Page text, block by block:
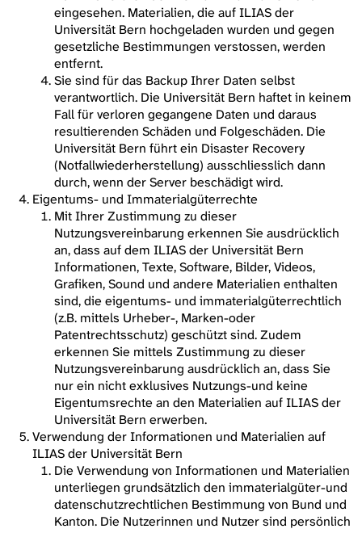
eingesehen. Materialien, die auf ILIAS der
Universität Bern hochgeladen wurden und gegen
gesetzliche Bestimmungen verstossen, werden
entfernt.
Sie sind für das Backup Ihrer Daten selbst
verantwortlich. Die Universität Bern haftet in keinem
Fall für verloren gegangene Daten und daraus
resultierenden Schäden und Folgeschäden. Die
Universität Bern führt ein Disaster Recovery
(Notfallwiederherstellung) ausschliesslich dann
durch, wenn der Server beschädigt wird.
Eigentums- und Immaterialgüterrechte
Mit Ihrer Zustimmung zu dieser
Nutzungsvereinbarung erkennen Sie ausdrücklich
an, dass auf dem ILIAS der Universität Bern
Informationen, Texte, Software, Bilder, Videos,
Grafiken, Sound und andere Materialien enthalten
sind, die eigentums- und immaterialgüterrechtlich
(z.B. mittels Urheber-, Marken-oder
Patentrechtsschutz) geschützt sind. Zudem
erkennen Sie mittels Zustimmung zu dieser
Nutzungsvereinbarung ausdrücklich an, dass Sie
nur ein nicht exklusives Nutzungs-und keine
Eigentumsrechte an den Materialien auf ILIAS der
Universität Bern erwerben.
Verwendung der Informationen und Materialien auf
ILIAS der Universität Bern
Die Verwendung von Informationen und Materialien
unterliegen grundsätzlich den immaterialgüter-und
datenschutzrechtlichen Bestimmung von Bund und
Kanton. Die Nutzerinnen und Nutzer sind persönlich